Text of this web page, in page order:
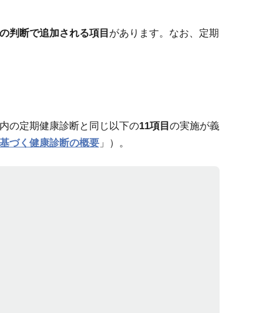
判断で追加される項目 があります。なお、定期
の定期健康診断と同じ以下の11項目 の実施が義
づく健康診断の概要」）。